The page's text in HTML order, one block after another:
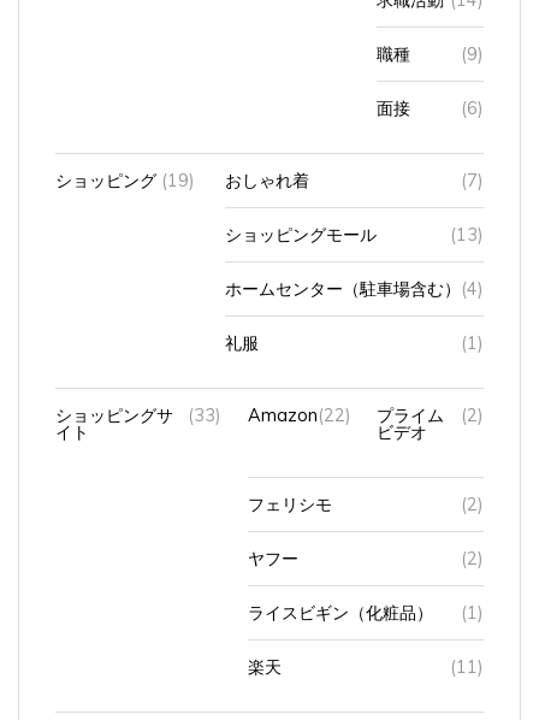
職種 (9)
面接 (6)
ショッピング (19) おしゃれ着 (7)
ショッピングモール (13)
ホームセンター（駐車場含む） (4)
礼服 (1)
ショッピングサ
イト
(33) Amazon(22) プライム
ビデオ
(2)
フェリシモ (2)
ヤフー (2)
ライスビギン（化粧品） (1)
楽天 (11)